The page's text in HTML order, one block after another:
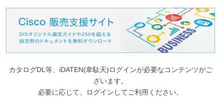
カタログDL等、iDATEN(韋駄天)ログインが必要なコンテンツがご
ざいます。
必要に応じて、ログインしてご利用ください。